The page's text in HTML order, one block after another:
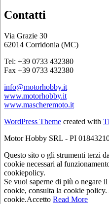
Contatti
Via Grazie 30
62014 Corridonia (MC)
Tel: +39 0733 432380
Fax +39 0733 432380
info@motorhobby.it
www.motorhobby.it
www.mascheremoto.it
WordPress Theme created with
Motor Hobby SRL - PI
Questo sito o gli strumenti terzi
cookie necessari al
cookiepolicy.
Se vuoi saperne di più o negare
cookie, consulta la cookie policy.
cookie.Accetto Read More